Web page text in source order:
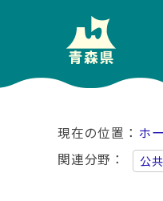
ホ
関連分野
公